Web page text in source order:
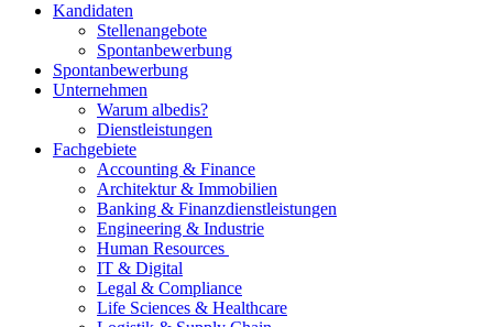
Kandidaten
Stellenangebote
Spontanbewerbung
Spontanbewerbung
Unternehmen
Warum albedis?
Dienstleistungen
Fachgebiete
Accounting & Finance
Architektur & Immobilien
Banking & Finanzdienstleistungen
Engineering & Industrie
Human Resources
IT & Digital
Legal & Compliance
Life Sciences & Healthcare